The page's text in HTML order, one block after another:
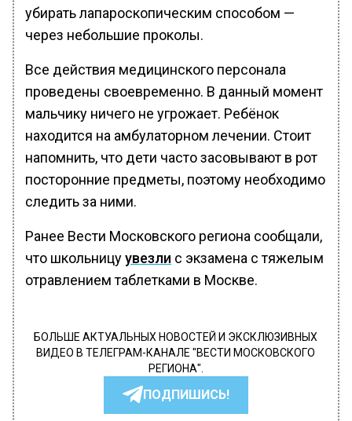
убирать лапароскопическим способом —
через небольшие проколы.
Все действия медицинского персонала
проведены своевременно. В данный момент
мальчику ничего не угрожает. Ребёнок
находится на амбулаторном лечении. Стоит
напомнить, что дети часто засовывают в рот
посторонние предметы, поэтому необходимо
следить за ними.
Ранее Вести Московского региона сообщали,
что школьницуувезли с экзамена с тяжелым
отравлением таблетками в Москве.
БОЛЬШЕ АКТУАЛЬНЫХ НОВОСТЕЙ И ЭКСКЛЮЗИВНЫХ
ВИДЕО В ТЕЛЕГРАМ-КАНАЛЕ "ВЕСТИ МОСКОВСКОГО
РЕГИОНА".
ПОДПИШИСЬ!